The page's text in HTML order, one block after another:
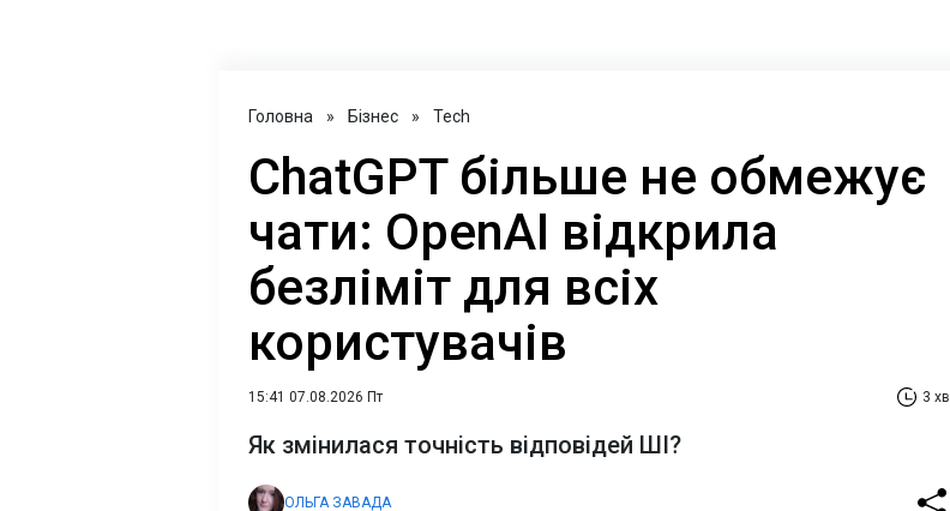
Головна » Бізнес » Tech
ChatGPT більше не обмежує
чати: OpenAI відкрила
безліміт для всіх
користувачів
15:41 07.08.2026 Пт 3 хв
Як змінилася точність відповідей ШІ?
ОЛЬГА ЗАВАДА